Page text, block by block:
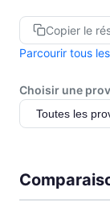
Copier le
Parcourir tous
Choisir une